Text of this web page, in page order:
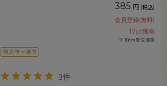
385 円 (税込)
会員登録(無料)
17pt獲得
※10cm単位価格
3件